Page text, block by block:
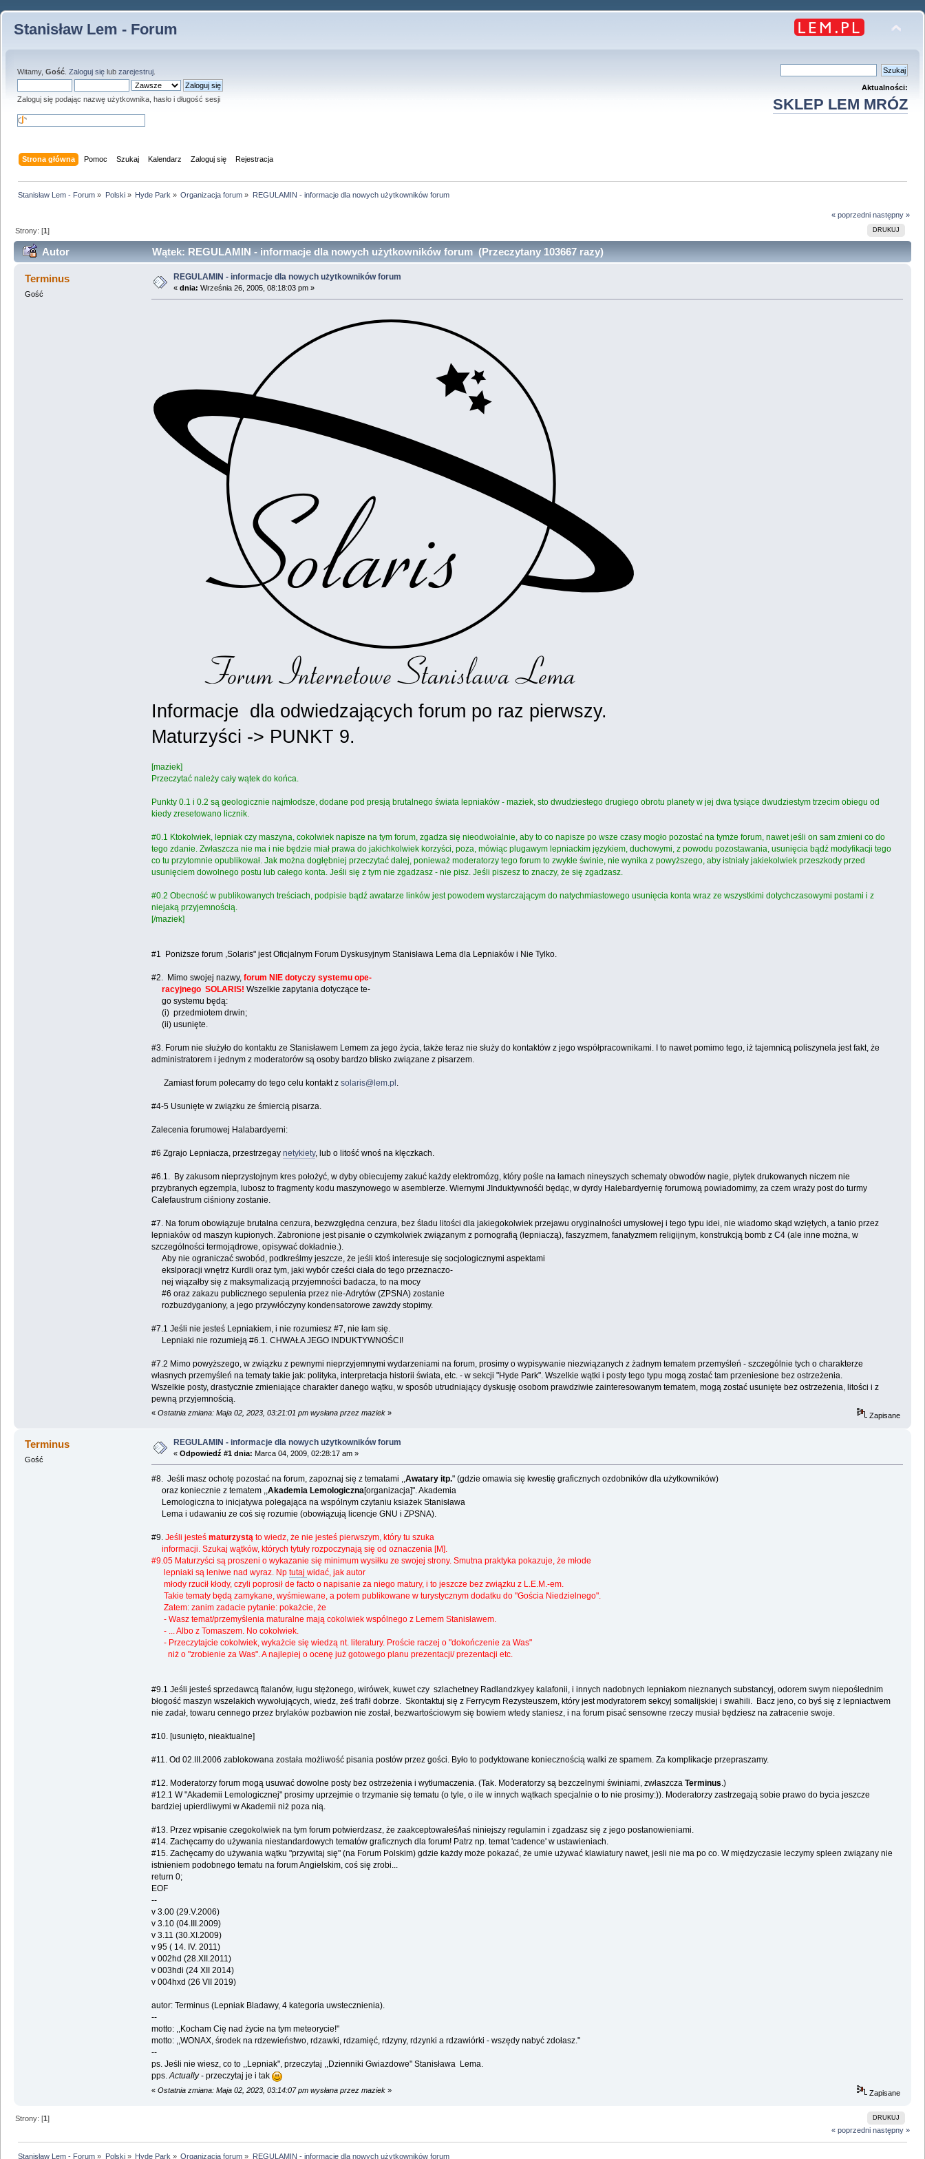
Stanisław Lem - Forum
Witamy, Gość Zaloguj się lub zarejestruj
Zaloguj się podając nazwę użytkownika, hasło i długość sesji
Aktualności:
SKLEP LEM MRÓZ
Strona główna Pomoc Szukaj Kalendarz Zaloguj się Rejestracja
Stanisław Lem - Forum » Polski» Hyde Park » Organizacja forum » REGULAMIN - informacje dla nowych użytkowników forum
« poprzedni następny »
DRUKUJ
Strony: [1]
Autor Wątek: REGULAMIN - informacje dla nowych użytkowników forum (Przeczytany 103667 razy)
Terminus
Gość
REGULAMIN - informacje dla nowych użytkowników forum
« dnia: Września 26, 2005, 08:18:03 pm »
Informacje dla odwiedzających forum po raz pierwszy.
Maturzyści -> PUNKT 9.
[maziek]
Przeczytać należy cały wątek do końca.
Punkty 0.1 i 0.2 są geologicznie najmłodsze, dodane pod presją brutalnego świata lepniaków - maziek, sto dwudziestego drugiego obrotu planety w jej dwa tysiące dwudziestym trzecim obiegu od
kiedy zresetowano licznik.
#0.1 Ktokolwiek, lepniak czy maszyna, cokolwiek napisze na tym forum, zgadza się nieodwołalnie, aby to co napisze po wsze czasy mogło pozostać na tymże forum, nawet jeśli on sam zmieni co do
tego zdanie. Zwłaszcza nie ma i nie będzie miał prawa do jakichkolwiek korzyści, poza, mówiąc plugawym lepniackim językiem, duchowymi, z powodu pozostawania, usunięcia bądź modyfikacji tego
co tu przytomnie opublikował. Jak można dogłębniej przeczytać dalej, ponieważ moderatorzy tego forum to zwykłe świnie, nie wynika z powyższego, aby istniały jakiekolwiek przeszkody przed
usunięciem dowolnego postu lub całego konta. Jeśli się z tym nie zgadzasz - nie pisz. Jeśli piszesz to znaczy, że się zgadzasz.
#0.2 Obecność w publikowanych treściach, podpisie bądź awatarze linków jest powodem wystarczającym do natychmiastowego usunięcia konta wraz ze wszystkimi dotychczasowymi postami i z
niejaką przyjemnością.
[/maziek]
#1 Poniższe forum ,Solaris" jest Oficjalnym Forum Dyskusyjnym Stanisława Lema dla Lepniaków i Nie Tylko.
#2. Mimo swojej nazwy, forum NIE dotyczy systemu ope-
racyjnego SOLARIS! Wszelkie zapytania dotyczące te-
go systemu będą:
(i) przedmiotem drwin;
(ii) usunięte.
#3. Forum nie służyło do kontaktu ze Stanisławem Lemem za jego życia, także teraz nie służy do kontaktów z jego współpracownikami. I to nawet pomimo tego, iż tajemnicą poliszynela jest fakt, że
administratorem i jednym z moderatorów są osoby bardzo blisko związane z pisarzem.
Zamiast forum polecamy do tego celu kontakt z solaris@lem.pl .
#4-5 Usunięte w związku ze śmiercią pisarza.
Zalecenia forumowej Halabardyerni:
#6 Zgrajo Lepniacza, przestrzegay netykiety, lub o litość wnoś na klęczkach.
#6.1. By zakusom nieprzystojnym kres położyć, w dyby obiecujemy zakuć każdy elektromózg, który pośle na łamach nineyszych schematy obwodów nagie, płytek drukowanych niczem nie
przybranych egzempla, lubosz to fragmenty kodu maszynowego w asemblerze. Wiernymi JInduktywnośći będąc, w dyrdy Halebardyernię forumową powiadomimy, za czem wraży post do turmy
Calefaustrum ciśniony zostanie.
#7. Na forum obowiązuje brutalna cenzura, bezwzględna cenzura, bez śladu litości dla jakiegokolwiek przejawu oryginalności umysłowej i tego typu idei, nie wiadomo skąd wziętych, a tanio przez
lepniaków od maszyn kupionych. Zabronione jest pisanie o czymkolwiek związanym z pornografią (lepniaczą), faszyzmem, fanatyzmem religijnym, konstrukcją bomb z C4 (ale inne można, w
szczególności termojądrowe, opisywać dokładnie.).
Aby nie ograniczać swobód, podkreślmy jeszcze, że jeśli ktoś interesuje się socjologicznymi aspektami
ekslporacji wnętrz Kurdli oraz tym, jaki wybór cześci ciała do tego przeznaczo-
nej wiązałby się z maksymalizacją przyjemności badacza, to na mocy
#6 oraz zakazu publicznego sepulenia przez nie-Adrytów (ZPSNA) zostanie
rozbuzdyganiony, a jego przywłóczyny kondensatorowe zawżdy stopimy.
#7.1 Jeśli nie jesteś Lepniakiem, i nie rozumiesz #7, nie łam się.
Lepniaki nie rozumieją #6.1. CHWAŁA JEGO INDUKTYWNOŚCI!
#7.2 Mimo powyższego, w związku z pewnymi nieprzyjemnymi wydarzeniami na forum, prosimy o wypisywanie niezwiązanych z żadnym tematem przemyśleń - szczególnie tych o charakterze
własnych przemyśleń na tematy takie jak: polityka, interpretacja historii świata, etc. - w sekcji "Hyde Park". Wszelkie wątki i posty tego typu mogą zostać tam przeniesione bez ostrzeżenia.
Wszelkie posty, drastycznie zmieniające charakter danego wątku, w sposób utrudniający dyskusję osobom prawdziwie zainteresowanym tematem, mogą zostać usunięte bez ostrzeżenia, litości i z
pewną przyjemnością.
« Ostatnia zmiana: Maja 02, 2023, 03:21:01 pm wysłana przez maziek» Zapisane
Terminus
Gość
REGULAMIN - informacje dla nowych użytkowników forum
« Odpowiedź #1 dnia: Marca 04, 2009, 02:28:17 am »
#8. Jeśli masz ochotę pozostać na forum, zapoznaj się z tematami ,,Awatary itp." (gdzie omawia się kwestię graficznych ozdobników dla użytkowników)
oraz koniecznie z tematem ,,Akademia Lemologiczna[organizacja]". Akademia
Lemologiczna to inicjatywa polegająca na wspólnym czytaniu ksiażek Stanisława
Lema i udawaniu ze coś się rozumie (obowiązują licencje GNU i ZPSNA).
#9. Jeśli jesteś maturzystąto wiedz, że nie jesteś pierwszym, który tu szuka
informacji. Szukaj wątków, których tytuły rozpoczynają się od oznaczenia [M].
#9.05 Maturzyści są proszeni o wykazanie się minimum wysiłku ze swojej strony. Smutna praktyka pokazuje, że młode
lepniaki są leniwe nad wyraz. Np tutaj widać, jak autor
młody rzucił kłody, czyli poprosił de facto o napisanie za niego matury, i to jeszcze bez związku z L.E.M.-em.
Takie tematy będą zamykane, wyśmiewane, a potem publikowane w turystycznym dodatku do "Gościa Niedzielnego".
Zatem: zanim zadacie pytanie: pokażcie, że
- Wasz temat/przemyślenia maturalne mają cokolwiek wspólnego z Lemem Stanisławem.
- ... Albo z Tomaszem. No cokolwiek.
- Przeczytajcie cokolwiek, wykażcie się wiedzą nt. literatury. Proście raczej o "dokończenie za Was"
niż o "zrobienie za Was". A najlepiej o ocenę już gotowego planu prezentacji/ prezentacji etc.
#9.1 Jeśli jesteś sprzedawcą ftalanów, ługu stężonego, wirówek, kuwet czy szlachetney Radlandzkyey kalafonii, i innych nadobnych lepniakom nieznanych substancyj, odorem swym niepoślednim
błogość maszyn wszelakich wywołujących, wiedz, żeś trafił dobrze. Skontaktuj się z Ferrycym Rezysteuszem, który jest modyratorem sekcyj somalijskiej i swahili. Bacz jeno, co byś się z lepniactwem
nie zadał, towaru cennego przez brylaków pozbawion nie został, bezwartościowym się bowiem wtedy staniesz, i na forum pisać sensowne rzeczy musiał będziesz na zatracenie swoje.
#10. [usunięto, nieaktualne]
#11. Od 02.III.2006 zablokowana została możliwość pisania postów przez gości. Było to podyktowane koniecznością walki ze spamem. Za komplikacje przepraszamy.
#12. Moderatorzy forum mogą usuwać dowolne posty bez ostrzeżenia i wytłumaczenia. (Tak. Moderatorzy są bezczelnymi świniami, zwłaszcza Terminus.)
#12.1 W "Akademii Lemologicznej" prosimy uprzejmie o trzymanie się tematu (o tyle, o ile w innych wątkach specjalnie o to nie prosimy:)). Moderatorzy zastrzegają sobie prawo do bycia jeszcze
bardziej upierdliwymi w Akademii niż poza nią.
#13. Przez wpisanie czegokolwiek na tym forum potwierdzasz, że zaakceptowałeś/łaś niniejszy regulamin i zgadzasz się z jego postanowieniami.
#14. Zachęcamy do używania niestandardowych tematów graficznych dla forum! Patrz np. temat 'cadence' w ustawieniach.
#15. Zachęcamy do używania wątku "przywitaj się" (na Forum Polskim) gdzie każdy może pokazać, że umie używać klawiatury nawet, jesli nie ma po co. W międzyczasie leczymy spleen związany nie
istnieniem podobnego tematu na forum Angielskim, coś się zrobi...
return 0;
EOF
--
v 3.00 (29.V.2006)
v 3.10 (04.III.2009)
v 3.11 (30.XI.2009)
v 95 ( 14. IV. 2011)
v 002hd (28.XII.2011)
v 003hdi (24 XII 2014)
v 004hxd (26 VII 2019)
autor: Terminus (Lepniak Bladawy, 4 kategoria uwstecznienia).
--
motto: ,,Kocham Cię nad życie na tym meteorycie!"
motto: ,,WONAX, środek na rdzewieństwo, rdzawki, rdzamięć, rdzyny, rdzynki a rdzawiórki - wszędy nabyć zdołasz."
--
ps. Jeśli nie wiesz, co to ,,Lepniak", przeczytaj ,,Dzienniki Gwiazdowe" Stanisława Lema.
pps.Actually- przeczytaj je i tak
« Ostatnia zmiana: Maja 02, 2023, 03:14:07 pm wysłana przez maziek» Zapisane
DRUKUJ
Strony: [1]
« poprzedni następny »
Stanisław Lem - Forum » Polski» Hyde Park » Organizacja forum » REGULAMIN - informacje dla nowych użytkowników forum